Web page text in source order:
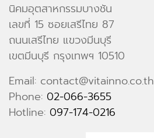
นิคมอุตสาหกรรมบางชัน
เลขที่ 15 ซอยเสรีไทย 87
ถนนเสรีไทย แขวงมีนบุรี
เขตมีนบุรี กรุงเทพฯ 10510
Email: contact@vitainno.co.th
Phone: 02-066-3655
Hotline: 097-174-0216